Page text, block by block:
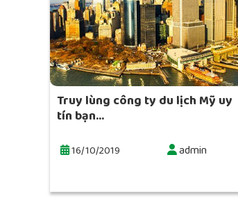
Truy lùng công ty du lịch Mỹ uy
tín bạn...
16/10/2019 admin